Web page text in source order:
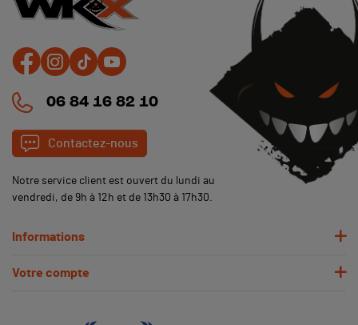
06 84 16 82 10
Contactez-nous
Notre service client est ouvert du lundi au
vendredi, de 9h à 12h et de 13h30 à 17h30.
Informations
Votre compte